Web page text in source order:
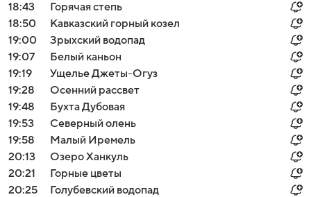
18:43
Горячая степь
18:50
Кавказский горный козел
19:00
Зрыхский водопад
19:07
Белый каньон
19:19
Ущелье Джеты-Огуз
19:28
Осенний рассвет
19:48
Бухта Дубовая
19:53
Северный олень
19:58
Малый Иремель
20:13
Озеро Ханкуль
20:21
Горные цветы
20:25
Голубевский водопад